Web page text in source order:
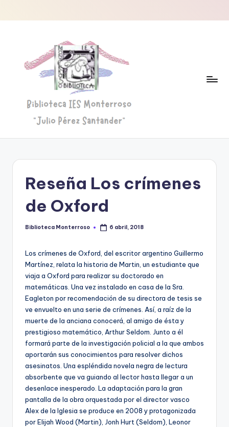
Saltar
Reseña Los crímenes
de Oxford
Publicado
Biblioteca Monterroso 6 abril, 2018
Los crímenes de Oxford, del escritor argentino Guillermo
Martínez, relata la historia de Martin, un estudiante que
viaja a Oxford para realizar su doctorado en
matemáticas. Una vez instalado en casa de la Sra.
Eagleton por recomendación de su directora de tesis se
ve envuelto en una serie de crímenes. Así, a raíz de la
muerte de la anciana conocerá, al amigo de ésta y
prestigioso matemático, Arthur Seldom. Junto a él
formará parte de la investigación policial a la que ambos
aportarán sus conocimientos para resolver dichos
asesinatos. Una espléndida novela negra de lectura
absorbente que va guiando al lector hasta llegar a un
desenlace inesperado. La adaptación para la gran
pantalla de la obra orquestada por el director vasco
Alex de la Iglesia se produce en 2008 y protagonizada
por Elijah Wood (Martin), Jonh Hurt (Seldom), Leonor